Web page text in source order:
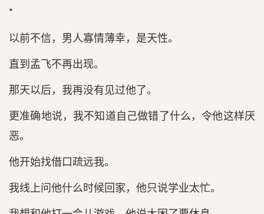
*
以前不信，男人寡情薄幸，是天性。
直到孟飞不再出现。
那天以后，我再没有见过他了。
更准确地说，我不知道自己做错了什么，令他这样厌
恶。
他开始找借口疏远我。
我线上问他什么时候回家，他只说学业太忙。